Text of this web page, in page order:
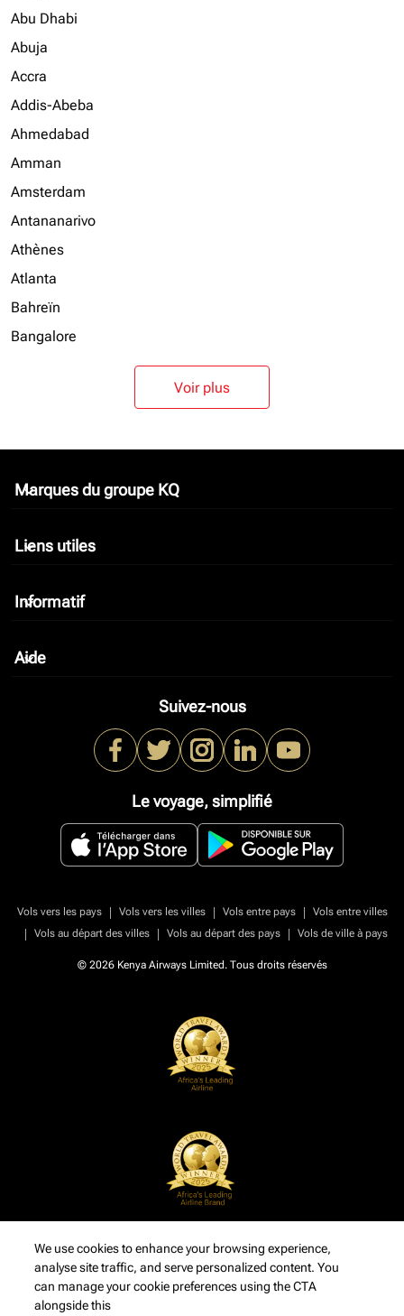
Abu Dhabi
Abuja
Accra
Addis-Abeba
Ahmedabad
Amman
Amsterdam
Antananarivo
Athènes
Atlanta
Bahreïn
Bangalore
Voir plus
Marques du groupe KQ
keyboard_arrow_down
Liens utiles
keyboard_arrow_down
Informatif
keyboard_arrow_down
Aide
keyboard_arrow_down
Suivez-nous
Le voyage, simplifié
Vols vers les pays | Vols vers les villes | Vols entre pays |
Vols entre villes
|
Vols au départ des villes | Vols au départ des pays | Vols de ville à pays
© 2026 Kenya Airways Limited. Tous droits réservés
We use cookies to enhance your browsing experience,
analyse site traffic, and serve personalized content. You
can manage your cookie preferences using the CTA
alongside this